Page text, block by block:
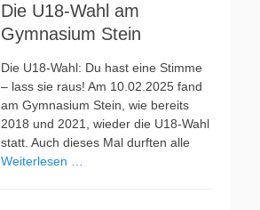
Die U18-Wahl am
Gymnasium Stein
Die U18-Wahl: Du hast eine Stimme
– lass sie raus! Am 10.02.2025 fand
am Gymnasium Stein, wie bereits
2018 und 2021, wieder die U18-Wahl
statt. Auch dieses Mal durften alle
Weiterlesen …